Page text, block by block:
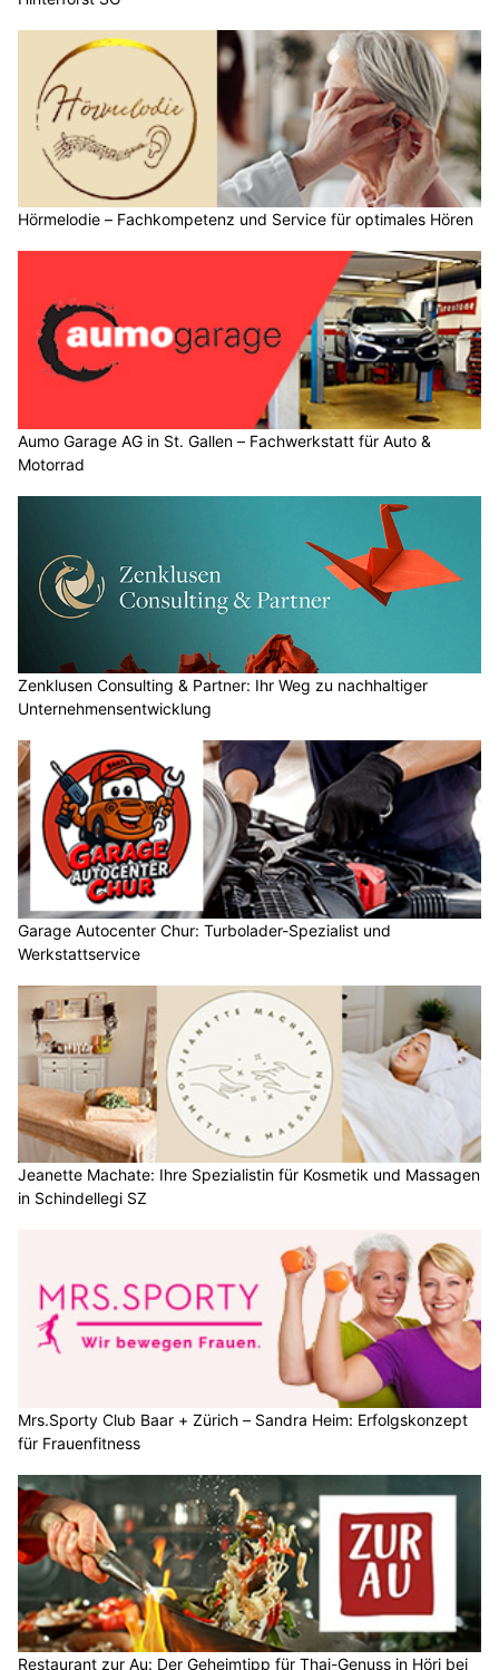
Hörmelodie – Fachkompetenz und Service für optimales Hören
Aumo Garage AG in St. Gallen – Fachwerkstatt für Auto &
Motorrad
Zenklusen Consulting & Partner: Ihr Weg zu nachhaltiger
Unternehmensentwicklung
Garage Autocenter Chur: Turbolader-Spezialist und
Werkstattservice
Jeanette Machate: Ihre Spezialistin für Kosmetik und Massagen
in Schindellegi SZ
Mrs.Sporty Club Baar + Zürich – Sandra Heim: Erfolgskonzept
für Frauenfitness
Restaurant zur Au: Der Geheimtipp für Thai-Genuss in Höri bei